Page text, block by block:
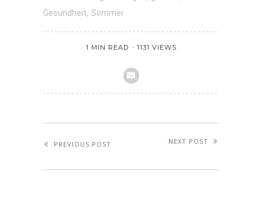
Gesundheit, Sommer
1 MIN READ 1131 VIEWS
PREVIOUS POST NEXT POST